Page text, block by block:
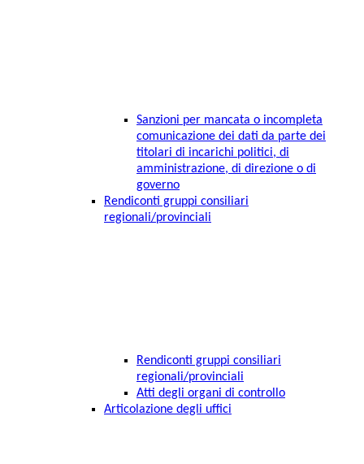
Sanzioni per mancata o incompleta
comunicazione dei dati da parte dei
titolari di incarichi politici, di
amministrazione, di direzione o di
governo
Rendiconti gruppi consiliari
regionali/provinciali
Rendiconti gruppi consiliari
regionali/provinciali
Atti degli organi di controllo
Articolazione degli uffici